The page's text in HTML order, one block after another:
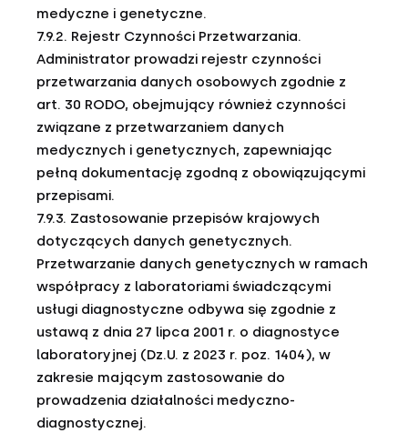
medyczne i genetyczne.
7.9.2. Rejestr Czynności Przetwarzania.
Administrator prowadzi rejestr czynności
przetwarzania danych osobowych zgodnie z
art. 30 RODO, obejmujący również czynności
związane z przetwarzaniem danych
medycznych i genetycznych, zapewniając
pełną dokumentację zgodną z obowiązującymi
przepisami.
7.9.3. Zastosowanie przepisów krajowych
dotyczących danych genetycznych.
Przetwarzanie danych genetycznych w ramach
współpracy z laboratoriami świadczącymi
usługi diagnostyczne odbywa się zgodnie z
ustawą z dnia 27 lipca 2001 r. o diagnostyce
laboratoryjnej (Dz.U. z 2023 r. poz. 1404), w
zakresie mającym zastosowanie do
prowadzenia działalności medyczno-
diagnostycznej.